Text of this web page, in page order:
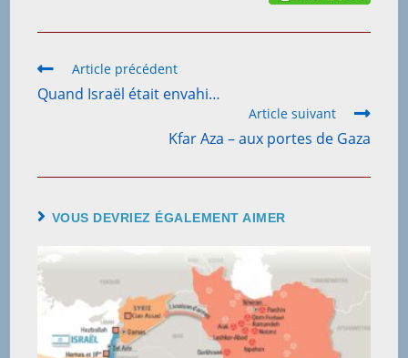
Read
articles
Article précédent
Quand Israël était envahi…
Article suivant
Kfar Aza – aux portes de Gaza
VOUS DEVRIEZ ÉGALEMENT AIMER